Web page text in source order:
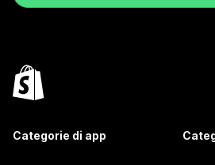
Categorie di app